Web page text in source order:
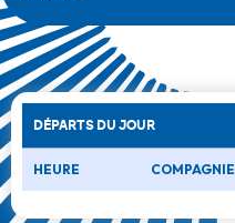
DÉPARTS DU JOUR
HEURE COMPAGNIE